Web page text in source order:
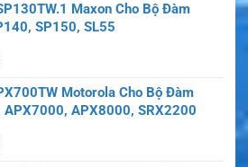
thiết kế nhằm cung cấp nguồn
R2 GMDSS VHF.
dài.
Maxon Cho Bộ Đàm
SP150, SL55
Motorola Cho Bộ Đàm
APX8000, SRX2200